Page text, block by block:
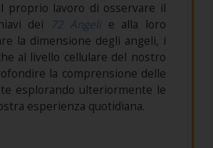
proprio lavoro di osservare il
dei
72 Angelie alla loro
la dimensione degli angeli, i
al livello cellulare del nostro
la comprensione delle
esplorando ulteriormente le
esperienza quotidiana.